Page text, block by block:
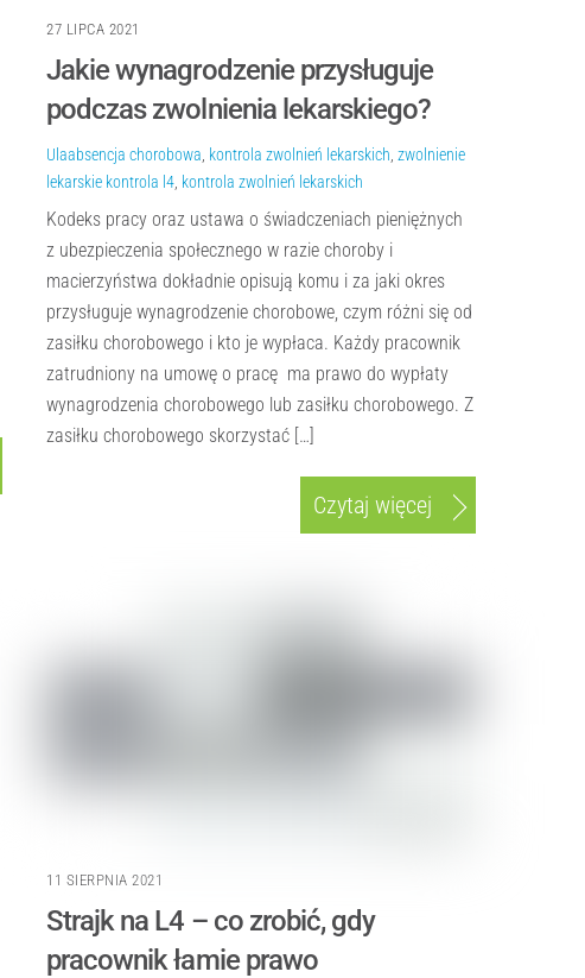
27 LIPCA 2021
Jakie wynagrodzenie przysługuje
podczas zwolnienia lekarskiego?
Ulaabsencja chorobowa, kontrola zwolnień lekarskich,zwolnienie
lekarskie kontrola l4, kontrola zwolnień lekarskich
Kodeks pracy oraz ustawa o świadczeniach pieniężnych
z ubezpieczenia społecznego w razie choroby i
macierzyństwa dokładnie opisują komu i za jaki okres
przysługuje wynagrodzenie chorobowe, czym różni się od
zasiłku chorobowego i kto je wypłaca. Każdy pracownik
zatrudniony na umowę o pracę ma prawo do wypłaty
wynagrodzenia chorobowego lub zasiłku chorobowego. Z
zasiłku chorobowego skorzystać […]
Czytaj więcej
11 SIERPNIA 2021
Strajk na L4 – co zrobić, gdy
pracownik łamie prawo